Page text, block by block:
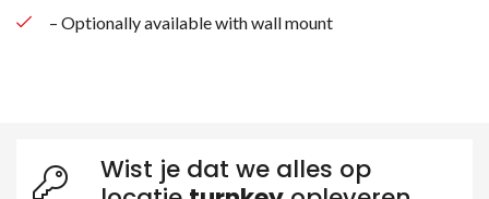
– Optionally available with wall mount
Wist je dat we alles op